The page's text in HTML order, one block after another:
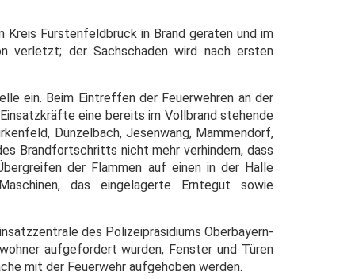
Fürstenfeldbruck in Brand geraten und im
verletzt; der Sachschaden wird nach ersten
ein. Beim Eintreffen der Feuerwehren an der
eine bereits im Vollbrand stehende
Dünzelbach, Jesenwang, Mammendorf,
Brandfortschritts nicht mehr verhindern, dass
der Flammen auf einen in der Halle
das eingelagerte Erntegut sowie
des Polizeipräsidiums Oberbayern-
aufgefordert wurden, Fenster und Türen
mit der Feuerwehr aufgehoben werden.